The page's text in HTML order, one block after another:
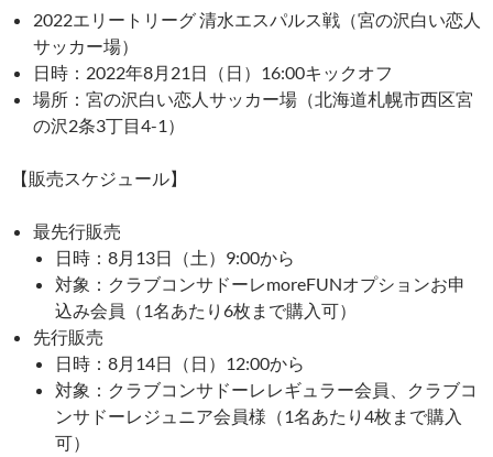
2022エリートリーグ 清水エスパルス戦（宮の沢白い恋人
サッカー場）
日時：2022年8月21日（日）16:00キックオフ
場所：宮の沢白い恋人サッカー場（北海道札幌市西区宮
の沢2条3丁目4-1）
【販売スケジュール】
最先行販売
日時：8月13日（土）9:00から
対象：クラブコンサドーレmoreFUNオプションお申
込み会員（1名あたり6枚まで購入可）
先行販売
日時：8月14日（日）12:00から
対象：クラブコンサドーレレギュラー会員、クラブコ
ンサドーレジュニア会員様（1名あたり4枚まで購入
可）